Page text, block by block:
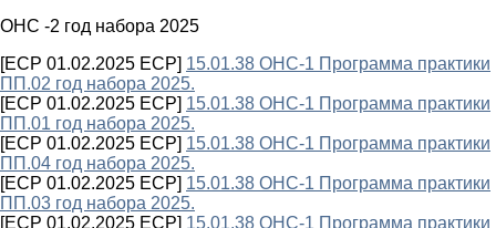
ОНС -2 год набора 2025
[ECP 01.02.2025 ECP] 15.01.38 ОНС-1 Программа практики
ПП.02 год набора 2025.
[ECP 01.02.2025 ECP] 15.01.38 ОНС-1 Программа практики
ПП.01 год набора 2025.
[ECP 01.02.2025 ECP] 15.01.38 ОНС-1 Программа практики
ПП.04 год набора 2025.
[ECP 01.02.2025 ECP] 15.01.38 ОНС-1 Программа практики
ПП.03 год набора 2025.
[ECP 01.02.2025 ECP] 15.01.38 ОНС-1 Программа практики